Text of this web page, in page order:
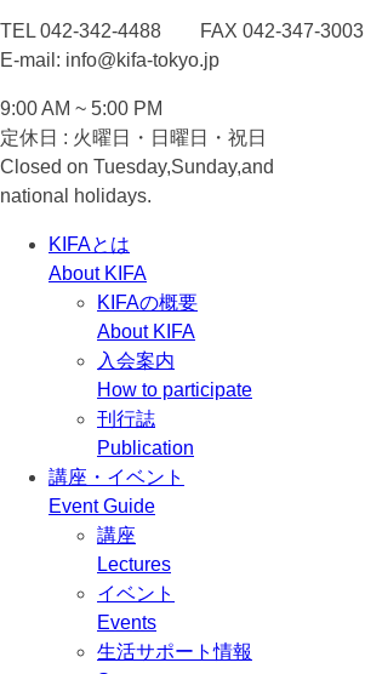
TEL 042-342-4488 FAX 042-347-3003
E-mail: info@kifa-tokyo.jp
9:00 AM ~ 5:00 PM
定休日 : 火曜日・日曜日・祝日
Closed on Tuesday,Sunday,and
national holidays.
KIFAとは
About KIFA
KIFAの概要
About KIFA
入会案内
How to participate
刊行誌
Publication
講座・イベント
Event Guide
講座
Lectures
イベント
Events
生活サポート情報